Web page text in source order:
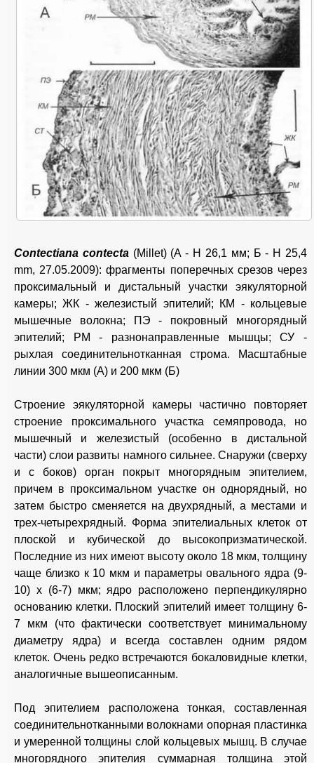
Contectiana contecta(Millet) (A - H 26,1 мм; Б - H 25,4
mm, 27.05.2009): фрагменты поперечных срезов через
проксимальный и дистальный участки эякуляторной
камеры; ЖК - железистый эпителий; КМ - кольцевые
мышечные волокна; ПЭ - покровный многорядный
эпителий; РМ - разнонаправленные мышцы; СУ -
рыхлая соединительнотканная строма. Масштабные
линии 300 мкм (А) и 200 мкм (Б)
Строение эякуляторной камеры частично повторяет
строение проксимального участка семяпровода, но
мышечный и железистый (особенно в дистальной
части) слои развиты намного сильнее. Снаружи (сверху
и с боков) орган покрыт многорядным эпителием,
причем в проксимальном участке он однорядный, но
затем быстро сменяется на двухрядный, а местами и
трех-четырехрядный. Форма эпителиальных клеток от
плоской и кубической до высокопризматической.
Последние из них имеют высоту около 18 мкм, толщину
чаще близко к 10 мкм и параметры овального ядра (9-
10) х (6-7) мкм; ядро расположено перпендикулярно
основанию клетки. Плоский эпителий имеет толщину 6-
7 мкм (что фактически соответствует минимальному
диаметру ядра) и всегда составлен одним рядом
клеток. Очень редко встречаются бокаловидные клетки,
аналогичные вышеописанным.
Под эпителием расположена тонкая, составленная
соединительнотканными волокнами опорная пластинка
и умеренной толщины слой кольцевых мышц. В случае
многорядного эпителия суммарная толщина этой